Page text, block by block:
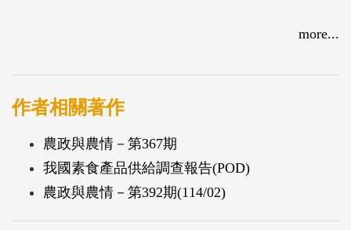
more...
作者相關著作
農政與農情－第367期
我國素食產品供給調查報告(POD)
農政與農情－第392期(114/02)